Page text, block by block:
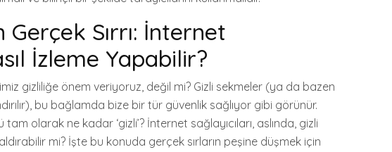
Sırrı: İnternet
İzleme Yapabilir?
gizliliğe önem veriyoruz, değil mi? Gizli sekmeler (ya da bazen
bu bağlamda bize bir tür güvenlik sağlıyor gibi görünür.
olarak ne kadar ‘gizli’? İnternet sağlayıcıları, aslında, gizli
mi? İşte bu konuda gerçek sırların peşine düşmek için